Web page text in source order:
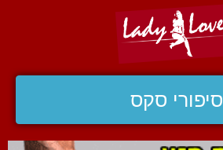
סיפורי סקס